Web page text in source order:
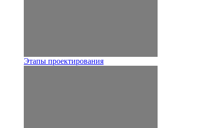
Этапы проектирования